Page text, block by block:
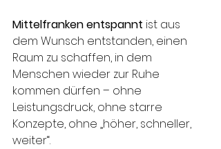
Mittelfranken entspannt ist aus
dem Wunsch entstanden, einen
Raum zu schaffen, in dem
Menschen wieder zur Ruhe
kommen dürfen – ohne
Leistungsdruck, ohne starre
Konzepte, ohne „höher, schneller,
weiter“.